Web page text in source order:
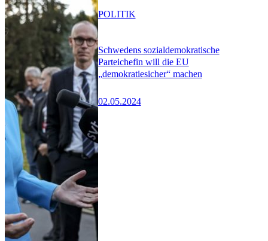
Schwedens sozialdemokratische
Parteichefin will die EU
„demokratiesicher“ machen
02.05.2024
POLITIK